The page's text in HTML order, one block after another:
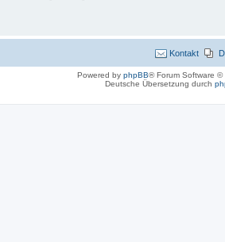
Kontakt
Powered by phpBB® Forum Software ©
Deutsche Übersetzung durch